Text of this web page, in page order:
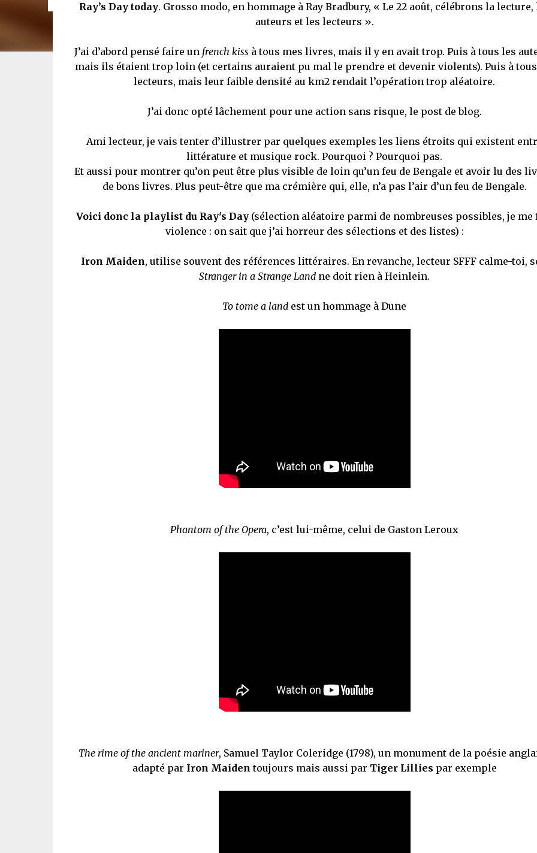
Ray’s Day today. Grosso modo, en hommage à Ray Bradbury, « Le 22 août, célébrons la lecture,
auteurs et les lecteurs ».
J’ai d’abord pensé faire un french kiss à tous mes livres, mais il y en avait trop. Puis à tous les
mais ils étaient trop loin (et certains auraient pu mal le prendre et devenir violents). Puis à
lecteurs, mais leur faible densité au km2 rendait l’opération trop aléatoire.
J’ai donc opté lâchement pour une action sans risque, le post de blog.
Ami lecteur, je vais tenter d’illustrer par quelques exemples les liens étroits qui existent
littérature et musique rock. Pourquoi ? Pourquoi pas.
Et aussi pour montrer qu’on peut être plus visible de loin qu’un feu de Bengale et avoir lu des
de bons livres. Plus peut-être que ma crémière qui, elle, n’a pas l’air d’un feu de Bengale.
Voici donc la playlist du Ray's Day(sélection aléatoire parmi de nombreuses possibles, je me
violence : on sait que j’ai horreur des sélections et des listes) :
Iron Maiden, utilise souvent des références littéraires. En revanche, lecteur SFFF calme-toi,
Stranger in a Strange Land ne doit rien à Heinlein.
To tome a land est un hommage à Dune
Phantom of the Opera, c’est lui-même, celui de Gaston Leroux
The rime of the ancient mariner, Samuel Taylor Coleridge (1798), un monument de la poésie
adapté par Iron Maiden toujours mais aussi par Tiger Lillies par exemple